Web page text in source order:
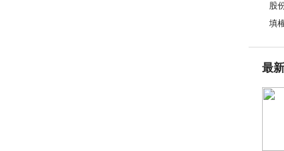
股
么
填
最